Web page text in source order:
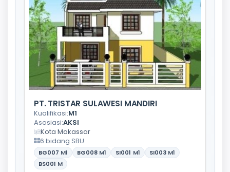
PT. TRISTAR SULAWESI MANDIRI
Kualifikasi:M1
Asosiasi:AKSI
Kota Makassar
6 bidang SBU
BG007 M1 BG008 M1 SI001 M1 SI003 M1
BS001 M